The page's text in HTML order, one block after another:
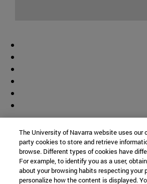
The University of Navarra website uses our
party cookies to store and retrieve
browse. Different types of cookies have
For example, to identify you as a user,
about your browsing habits respecting your
personalize how the content is displayed.